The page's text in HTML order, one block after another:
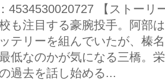
4534530020727 【ストーリ
も注目する豪腕投手。阿部
テリーを組んでいたが、榛
低なのかが気になる三橋。
過去を話し始める...